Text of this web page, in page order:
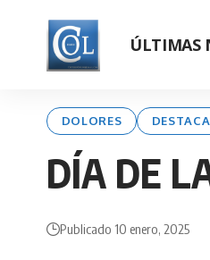
ÚLTIMAS
DOLORES
DÍA DE
Publicado 10 enero, 2025